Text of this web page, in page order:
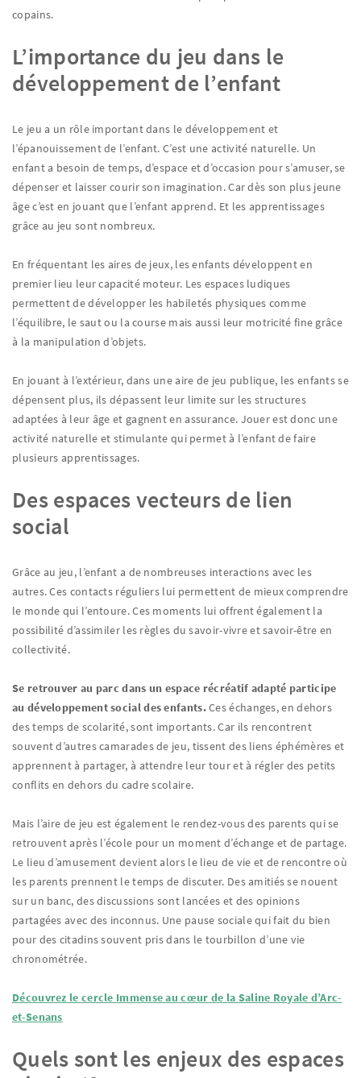
copains.
L’importance du jeu dans le
développement de l’enfant
Le jeu a un rôle important dans le développement et
l’épanouissement de l’enfant. C’est une activité naturelle. Un
enfant a besoin de temps, d’espace et d’occasion pour s’amuser, se
dépenser et laisser courir son imagination. Car dès son plus jeune
âge c’est en jouant que l’enfant apprend. Et les apprentissages
grâce au jeu sont nombreux.
En fréquentant les aires de jeux, les enfants développent en
premier lieu leur capacité moteur. Les espaces ludiques
permettent de développer les habiletés physiques comme
l’équilibre, le saut ou la course mais aussi leur motricité fine grâce
à la manipulation d’objets.
En jouant à l’extérieur, dans une aire de jeu publique, les enfants se
dépensent plus, ils dépassent leur limite sur les structures
adaptées à leur âge et gagnent en assurance. Jouer est donc une
activité naturelle et stimulante qui permet à l’enfant de faire
plusieurs apprentissages.
Des espaces vecteurs de lien
social
Grâce au jeu, l’enfant a de nombreuses interactions avec les
autres. Ces contacts réguliers lui permettent de mieux comprendre
le monde qui l’entoure. Ces moments lui offrent également la
possibilité d’assimiler les règles du savoir-vivre et savoir-être en
collectivité.
Se retrouver au parc dans un espace récréatif adapté participe
au développement social des enfants.Ces échanges, en dehors
des temps de scolarité, sont importants. Car ils rencontrent
souvent d’autres camarades de jeu, tissent des liens éphémères et
apprennent à partager, à attendre leur tour et à régler des petits
conflits en dehors du cadre scolaire.
Mais l’aire de jeu est également le rendez-vous des parents qui se
retrouvent après l’école pour un moment d’échange et de partage.
Le lieu d’amusement devient alors le lieu de vie et de rencontre où
les parents prennent le temps de discuter. Des amitiés se nouent
sur un banc, des discussions sont lancées et des opinions
partagées avec des inconnus. Une pause sociale qui fait du bien
pour des citadins souvent pris dans le tourbillon d’une vie
chronométrée.
Découvrez le cercle Immense au cœur de la Saline Royale d’Arc-
et-Senans
Quels sont les enjeux des espaces